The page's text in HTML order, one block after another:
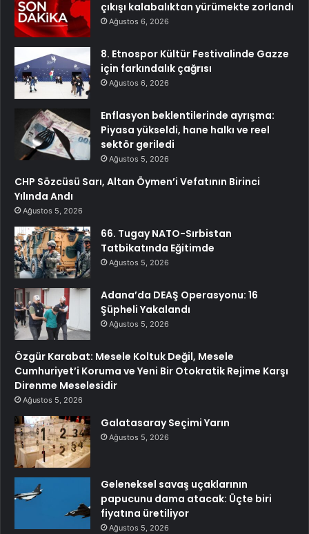
çıkışı kalabalıktan yürümekte zorlandı
Ağustos 6, 2026
8. Etnospor Kültür Festivalinde Gazze
için farkındalık çağrısı
Ağustos 6, 2026
Enflasyon beklentilerinde ayrışma:
Piyasa yükseldi, hane halkı ve reel
sektör geriledi
Ağustos 5, 2026
CHP Sözcüsü Sarı, Altan Öymen’i Vefatının Birinci
Yılında Andı
Ağustos 5, 2026
66. Tugay NATO-Sırbistan
Tatbikatında Eğitimde
Ağustos 5, 2026
Adana’da DEAŞ Operasyonu: 16
Şüpheli Yakalandı
Ağustos 5, 2026
Özgür Karabat: Mesele Koltuk Değil, Mesele
Cumhuriyet’i Koruma ve Yeni Bir Otokratik Rejime Karşı
Direnme Meselesidir
Ağustos 5, 2026
Galatasaray Seçimi Yarın
Ağustos 5, 2026
Geleneksel savaş uçaklarının
papucunu dama atacak: Üçte biri
fiyatına üretiliyor
Ağustos 5, 2026